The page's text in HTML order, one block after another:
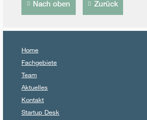
Nach oben Zurück
Home
Fachgebiete
Team
Aktuelles
Kontakt
Startup Desk